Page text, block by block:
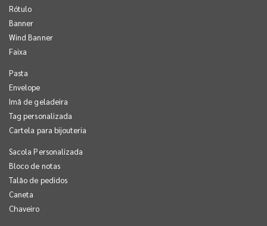
Rótulo
Banner
Wind Banner
Faixa
Pasta
Envelope
Imã de geladeira
Tag personalizada
Cartela para bijouteria
Sacola Personalizada
Bloco de notas
Talão de pedidos
Caneta
Chaveiro